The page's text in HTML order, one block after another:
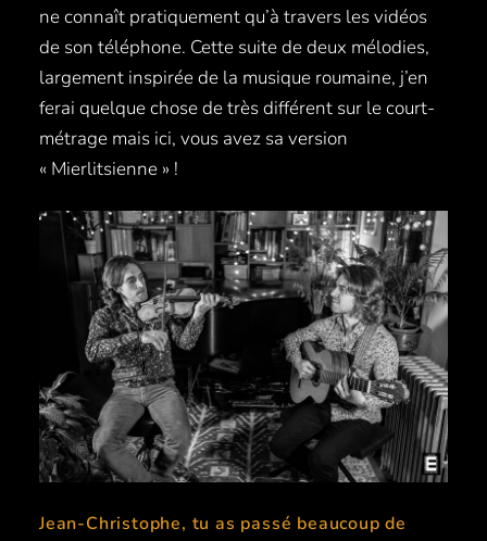
ne connaît pratiquement qu’à travers les vidéos
de son téléphone. Cette suite de deux mélodies,
largement inspirée de la musique roumaine, j’en
ferai quelque chose de très différent sur le court-
métrage mais ici, vous avez sa version
« Mierlitsienne » !
Jean-Christophe, tu as passé beaucoup de